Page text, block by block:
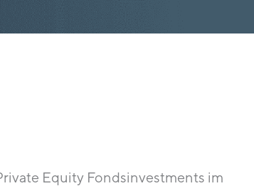
Equity Fondsinvestments im